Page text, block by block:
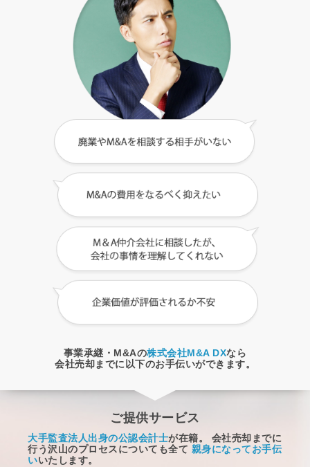
事業承継・M&Aの株式会社M&A DXなら
会社売却までに以下のお手伝いができます。
ご提供サービス
大手監査法人出身の公認会計士が在籍。
会社売却までに
行う沢山のプロセスについても全て 親身になってお手伝
いいたします。